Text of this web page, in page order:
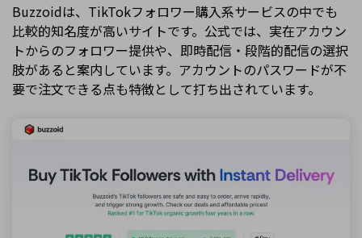
Buzzoidは、TikTokフォロワー購入系サービスの中でも
比較的知名度が高いサイトです。公式では、実在アカウン
トからのフォロワー提供や、即時配信・段階的配信の選択
肢があると案内しています。アカウントのパスワードが不
要で注文できる点も特徴として打ち出されています。